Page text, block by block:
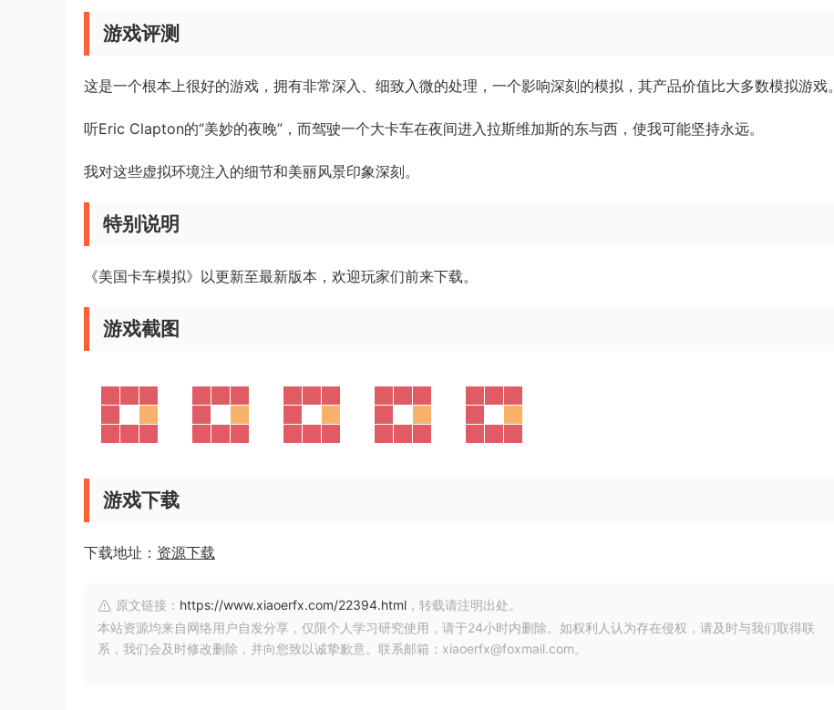
游戏评测
这是一个根本上很好的游戏，拥有非常深入、细致入微的处理，一个影响深刻的模拟，其产品价值比大多数模拟游戏。
听Eric Clapton的“美妙的夜晚”，而驾驶一个大卡车在夜间进入拉斯维加斯的东与西，使我可能坚持永远。
我对这些虚拟环境注入的细节和美丽风景印象深刻。
特别说明
《美国卡车模拟》以更新至最新版本，欢迎玩家们前来下载。
游戏截图
游戏下载
下载地址： 资源下载
原文链接： https://www.xiaoerfx.com/22394.html ，转载请注明出处。
本站资源均来自网络用户自发分享，仅限个人学习研究使用，请于24小时内删除。如权利人认为存在侵权，请及时与我们取得联
系，我们会及时修改删除，并向您致以诚挚歉意。联系邮箱：xiaoerfx@foxmail.com。